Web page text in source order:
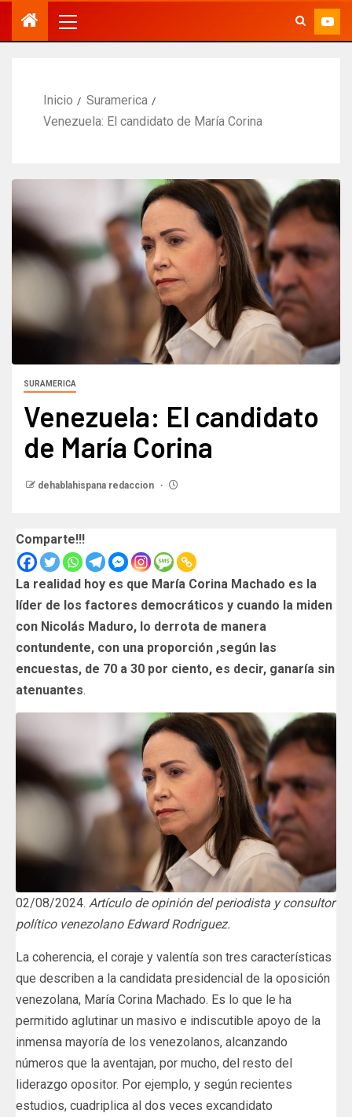
Inicio
Suramerica
Venezuela: El candidato de María Corina
SURAMERICA
Venezuela: El candidato
de María Corina
dehablahispana redaccion
Comparte!!!
La realidad hoy es que María Corina Machado es la
líder de los factores democráticos y cuando la miden
con Nicolás Maduro, lo derrota de manera
contundente, con una proporción ,según las
encuestas, de 70 a 30 por ciento, es decir, ganaría sin
atenuantes.
02/08/2024. Artículo de opinión del periodista y consultor
político venezolano Edward Rodriguez.
La coherencia, el coraje y valentía son tres características
que describen a la candidata presidencial de la oposición
venezolana, María Corina Machado. Es lo que le ha
permitido aglutinar un masivo e indiscutible apoyo de la
inmensa mayoría de los venezolanos, alcanzando
números que la aventajan, por mucho, del resto del
liderazgo opositor. Por ejemplo, y según recientes
estudios, cuadriplica al dos veces excandidato